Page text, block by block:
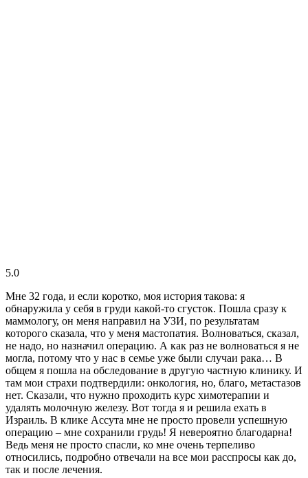
5.0
Мне 32 года, и если коротко, моя история такова: я
обнаружила у себя в груди какой-то сгусток. Пошла сразу к
маммологу, он меня направил на УЗИ, по результатам
которого сказала, что у меня мастопатия. Волноваться, сказал,
не надо, но назначил операцию. А как раз не волноваться я не
могла, потому что у нас в семье уже были случаи рака… В
общем я пошла на обследование в другую частную клинику. И
там мои страхи подтвердили: онкология, но, благо, метастазов
нет. Сказали, что нужно проходить курс химотерапии и
удалять молочную железу. Вот тогда я и решила ехать в
Израиль. В клике Ассута мне не просто провели успешную
операцию – мне сохранили грудь! Я невероятно благодарна!
Ведь меня не просто спасли, ко мне очень терпеливо
относились, подробно отвечали на все мои расспросы как до,
так и после лечения.